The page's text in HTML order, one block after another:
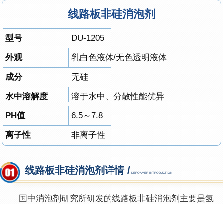
线路板非硅消泡剂
型号 DU-1205
外观 乳白色液体/无色透明液体
成分 无硅
水中溶解度 溶于水中、分散性能优异
PH值 6.5～7.8
离子性 非离子性
线路板非硅消泡剂详情 / DEFOAMER INTRODUCTION
国中消泡剂研究所研发的线路板非硅消泡剂主要是氢